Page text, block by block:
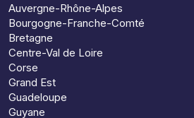
Auvergne-Rhône-Alpes
Bourgogne-Franche-Comté
Bretagne
Centre-Val de Loire
Corse
Grand Est
Guadeloupe
Guyane